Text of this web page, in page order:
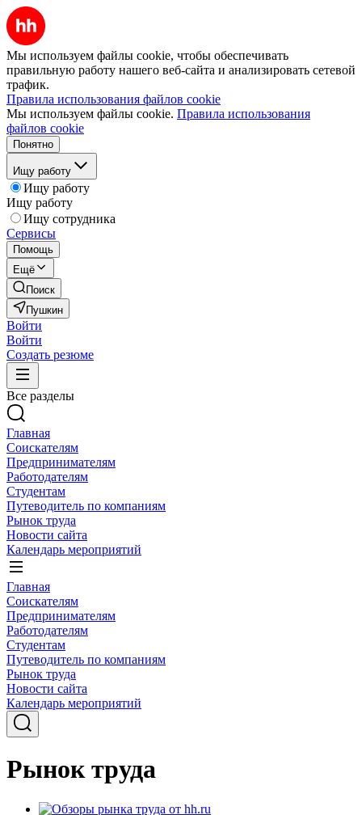
Мы используем файлы cookie, чтобы обеспечивать
правильную работу нашего веб-сайта и анализировать сетевой
трафик.
Правила использования файлов cookie
Мы используем файлы cookie. Правила использования
файлов cookie
Понятно
Ищу работу
Ищу работу
Ищу работу
Ищу сотрудника
Сервисы
Помощь
Ещё
Поиск
Пушкин
Войти
Войти
Создать резюме
Все разделы
Главная
Соискателям
Предпринимателям
Работодателям
Студентам
Путеводитель по компаниям
Рынок труда
Новости сайта
Календарь мероприятий
Главная
Соискателям
Предпринимателям
Работодателям
Студентам
Путеводитель по компаниям
Рынок труда
Новости сайта
Календарь мероприятий
Рынок труда